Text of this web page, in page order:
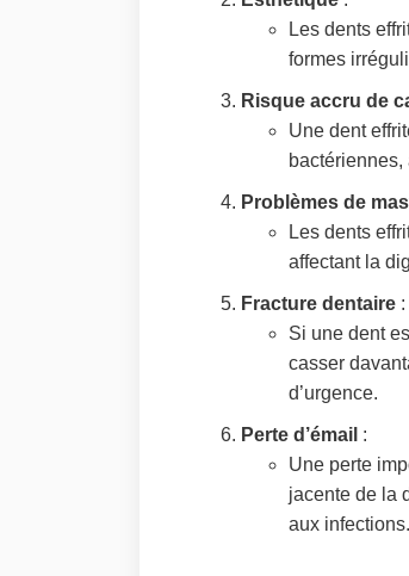
Les dents
formes
Risque accru de
Une dent
bactériennes,
Problèmes de
Les dents
affectant la
Fracture dentaire :
Si une dent
casser
d’urgence.
Perte d’émail :
Une perte
jacente de la
aux infections.